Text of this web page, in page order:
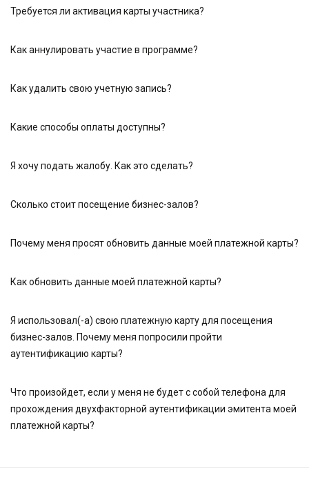
Требуется ли активация карты участника?
Как аннулировать участие в программе?
Как удалить свою учетную запись?
Какие способы оплаты доступны?
Я хочу подать жалобу. Как это сделать?
Сколько стоит посещение бизнес-залов?
Почему меня просят обновить данные моей платежной карты?
Как обновить данные моей платежной карты?
Я использовал(-а) свою платежную карту для посещения
бизнес-залов. Почему меня попросили пройти
аутентификацию карты?
Что произойдет, если у меня не будет с собой телефона для
прохождения двухфакторной аутентификации эмитента моей
платежной карты?